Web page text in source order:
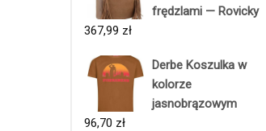
frędzlami — Rovicky
367,99 zł
Derbe Koszulka w
kolorze
jasnobrązowym
96,70 zł